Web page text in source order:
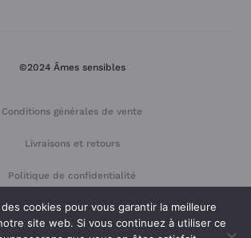
©2024 Âmes sensibles
Conditions générales de vente
Livraisons et retours
Politique de confidentialité
Mentions légales
cookies pour vous garantir la meilleure
site web. Si vous continuez à utiliser ce